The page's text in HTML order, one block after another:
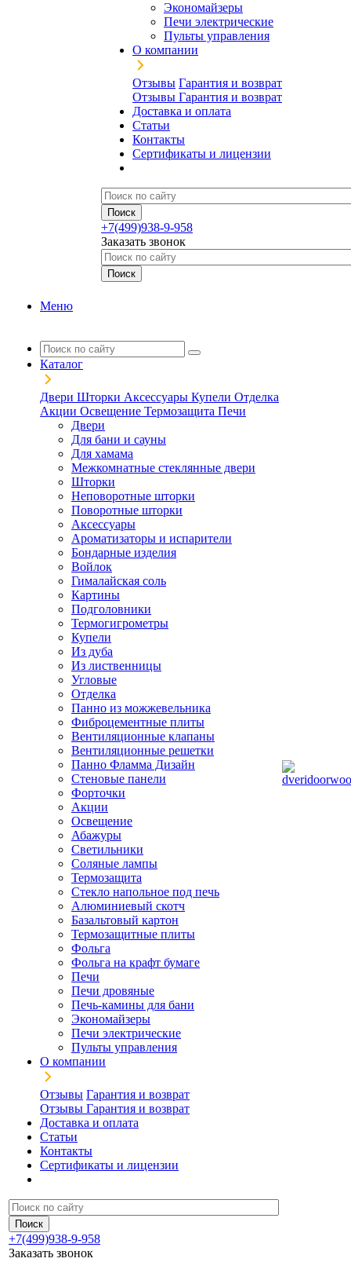
Экономайзеры
Печи электрические
Пульты управления
О компании
Отзывы Гарантия и возврат
Отзывы Гарантия и возврат
Доставка и оплата
Статьи
Контакты
Сертификаты и лицензии
+7(499)938-9-958
Заказать звонок
Меню
Каталог
Двери Шторки Аксессуары Купели Отделка
Акции Освещение Термозащита Печи
Двери
Для бани и сауны
Для хамама
Межкомнатные стеклянные двери
Шторки
Неповоротные шторки
Поворотные шторки
Аксессуары
Ароматизаторы и испарители
Бондарные изделия
Войлок
Гималайская соль
Картины
Подголовники
Термогигрометры
Купели
Из дуба
Из лиственницы
Угловые
Отделка
Панно из можжевельника
Фиброцементные плиты
Вентиляционные клапаны
Вентиляционные решетки
Панно Фламма Дизайн
Стеновые панели
Форточки
Акции
Освещение
Абажуры
Светильники
Соляные лампы
Термозащита
Стекло напольное под печь
Алюминиевый скотч
Базальтовый картон
Термозащитные плиты
Фольга
Фольга на крафт бумаге
Печи
Печи дровяные
Печь-камины для бани
Экономайзеры
Печи электрические
Пульты управления
О компании
Отзывы Гарантия и возврат
Отзывы Гарантия и возврат
Доставка и оплата
Статьи
Контакты
Сертификаты и лицензии
+7(499)938-9-958
Заказать звонок